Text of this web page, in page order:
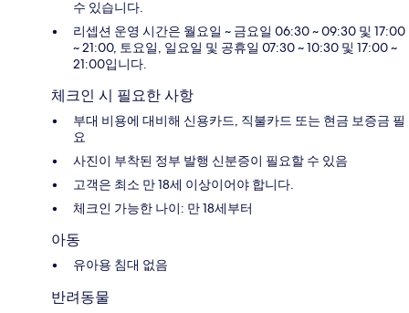
수 있습니다.
리셉션 운영 시간은 월요일 ~ 금요일 06:30 ~ 09:30 및 17:00
~ 21:00, 토요일, 일요일 및 공휴일 07:30 ~ 10:30 및 17:00 ~
21:00입니다.
체크인 시 필요한 사항
부대 비용에 대비해 신용카드, 직불카드 또는 현금 보증금 필
요
사진이 부착된 정부 발행 신분증이 필요할 수 있음
고객은 최소 만 18세 이상이어야 합니다.
체크인 가능한 나이: 만 18세부터
아동
유아용 침대 없음
반려동물